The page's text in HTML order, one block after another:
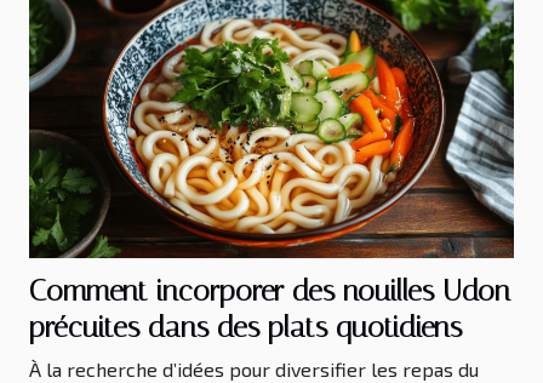
Comment incorporer des nouilles Udon
précuites dans des plats quotidiens
À la recherche d’idées pour diversifier les repas du